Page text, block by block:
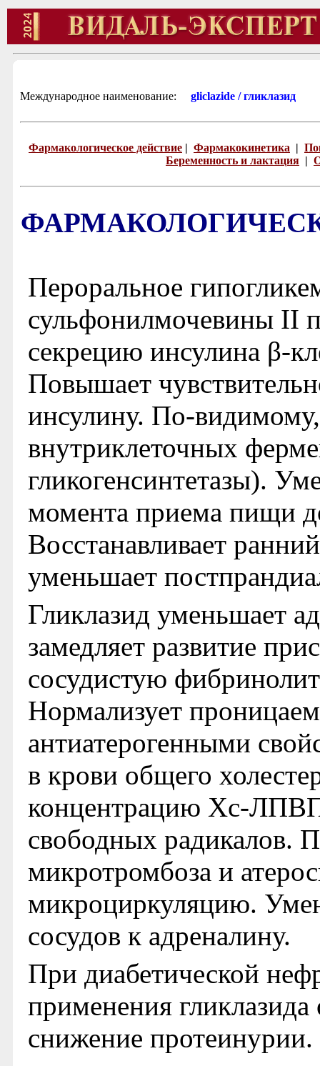
Международное наименование: gliclazide / гликлазид
Фармакологическое действие | Фармакокинетика |
Беременность и лактация |
Пероральное
сульфонилмочевины II
секрецию инсулина β-
Повышает
инсулину. По-
внутриклеточных
гликогенсинтетазы).
момента приема пищи
Восстанавливает
уменьшает
Гликлазид уменьшает
замедляет развитие
сосудистую
Нормализует
антиатерогенными
в крови общего
концентрацию Хс-
свободных радикалов.
микротромбоза и
микроциркуляцию.
сосудов к адреналину.
При диабетической
применения гликлазида
снижение протеинурии.